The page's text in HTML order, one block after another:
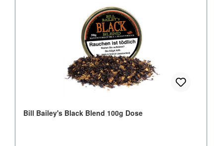
Bill Bailey's Black Blend 100g Dose